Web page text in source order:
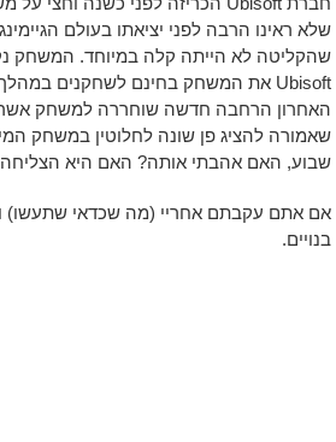
שלא ראינו הרבה לפני יציאתו בעולם
שהקליטה לא הייתה קלה במיוחד. המשחק
שאמורה להציג פן שונה לחלוטין במשחק
שבוע, האם אהבתי אותה? האם היא הצליחה
אם אתם עקבתם אחריי (מה שכדאי שתעשו)
בנויים.